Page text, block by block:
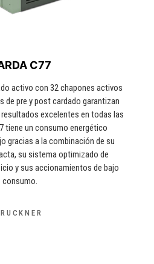
C77
activo con 32 chapones activos
de pre y post cardado garantizan
excelentes en todas las
tiene un consumo energético
gracias a la combinación de su
su sistema optimizado de
y sus accionamientos de bajo
consumo.